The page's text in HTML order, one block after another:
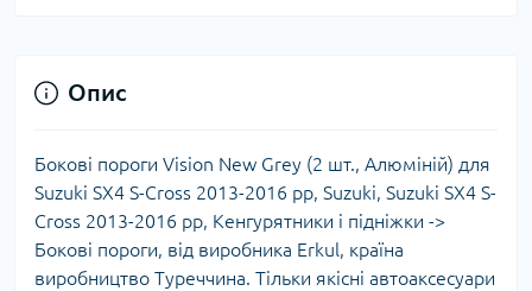
Опис
Бокові пороги Vision New Grey (2 шт., Алюміній) для
Suzuki SX4 S-Cross 2013-2016 рр, Suzuki, Suzuki SX4 S-
Cross 2013-2016 рр, Кенгурятники і підніжки ->
Бокові пороги, від виробника Erkul, країна
виробництво Туреччина. Тільки якісні автоаксесуари